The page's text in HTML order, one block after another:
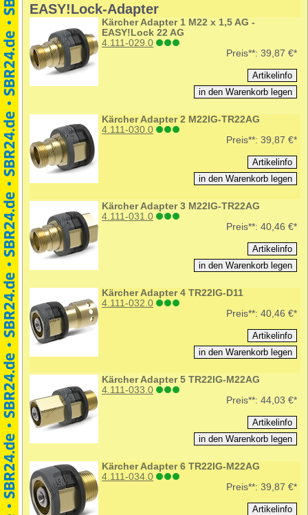
EASY!Lock-Adapter
Kärcher Adapter 1 M22 x 1,5 AG -
EASY!Lock 22 AG
4.111-029.0
Preis**: 39,87 €*
Kärcher Adapter 2 M22IG-TR22AG
4.111-030.0
Preis**: 39,87 €*
Kärcher Adapter 3 M22IG-TR22AG
4.111-031.0
Preis**: 40,46 €*
Kärcher Adapter 4 TR22IG-D11
4.111-032.0
Preis**: 40,46 €*
Kärcher Adapter 5 TR22IG-M22AG
4.111-033.0
Preis**: 44,03 €*
Kärcher Adapter 6 TR22IG-M22AG
4.111-034.0
Preis**: 39,87 €*